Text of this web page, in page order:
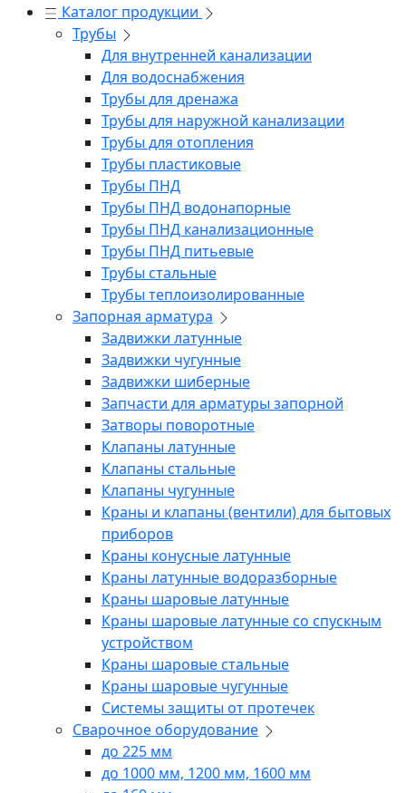
Каталог продукции
Трубы
Для внутренней канализации
Для водоснабжения
Трубы для дренажа
Трубы для наружной канализации
Трубы для отопления
Трубы пластиковые
Трубы ПНД
Трубы ПНД водонапорные
Трубы ПНД канализационные
Трубы ПНД питьевые
Трубы стальные
Трубы теплоизолированные
Запорная арматура
Задвижки латунные
Задвижки чугунные
Задвижки шиберные
Запчасти для арматуры запорной
Затворы поворотные
Клапаны латунные
Клапаны стальные
Клапаны чугунные
Краны и клапаны (вентили) для бытовых
приборов
Краны конусные латунные
Краны латунные водоразборные
Краны шаровые латунные
Краны шаровые латунные со спускным
устройством
Краны шаровые стальные
Краны шаровые чугунные
Системы защиты от протечек
Сварочное оборудование
до 225 мм
до 1000 мм, 1200 мм, 1600 мм